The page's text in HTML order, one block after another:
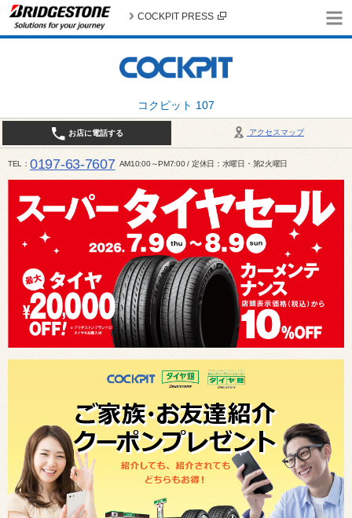
コクピット 107
COCKPIT PRESS
アクセスマップ
お店に電話する
TEL 0197-63-7607 AM10:00～PM7:00 / 定休日：水曜日・第2火曜日